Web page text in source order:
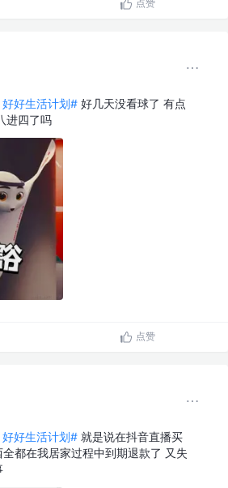
点赞
好生活计划# 好几天没看球了 有点
进四了吗
点赞
好生活计划# 就是说在抖音直播买
都在我居家过程中到期退款了 又失